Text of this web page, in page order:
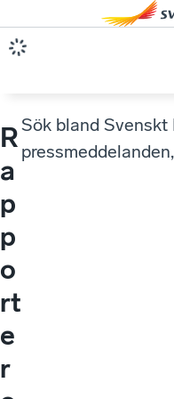
R
a
p
p
o
rt
e
r
Sök bland